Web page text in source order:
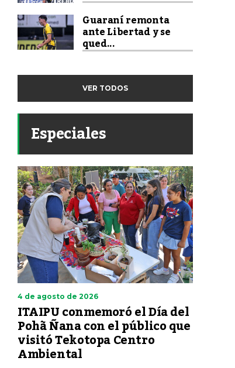
Guaraní remonta
ante Libertad y se
qued...
VER TODOS
Especiales
4 de agosto de 2026
ITAIPU conmemoró el Día del
Pohã Ñana con el público que
visitó Tekotopa Centro
Ambiental